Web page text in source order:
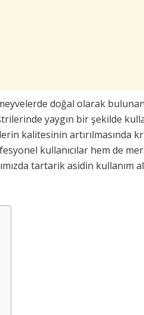
doğal olarak bulunan
yaygın bir şekilde
kalitesinin artırılmasında
kullanıcılar hem de
tartarik asidin kullanım